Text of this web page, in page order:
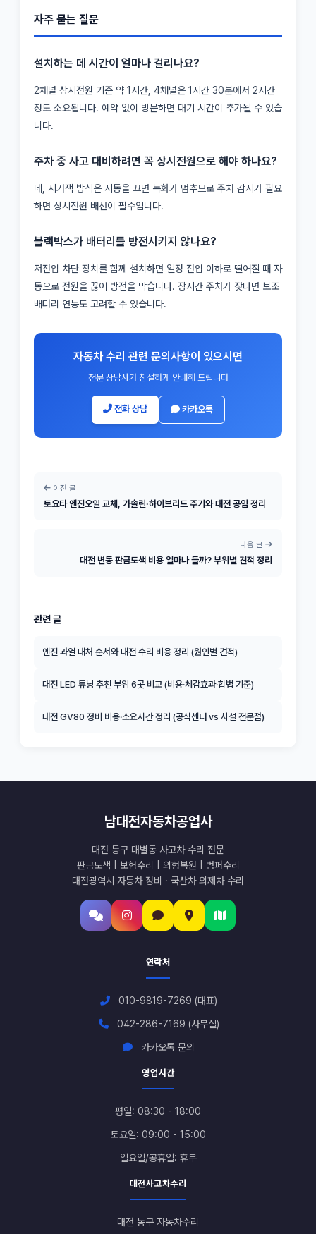
자주 묻는 질문
설치하는 데 시간이 얼마나 걸리나요?
2채널 상시전원 기준 약 1시간, 4채널은 1시간 30분에서 2시간
정도 소요됩니다. 예약 없이 방문하면 대기 시간이 추가될 수 있습
니다.
주차 중 사고 대비하려면 꼭 상시전원으로 해야 하나요?
네, 시거잭 방식은 시동을 끄면 녹화가 멈추므로 주차 감시가 필요
하면 상시전원 배선이 필수입니다.
블랙박스가 배터리를 방전시키지 않나요?
저전압 차단 장치를 함께 설치하면 일정 전압 이하로 떨어질 때 자
동으로 전원을 끊어 방전을 막습니다. 장시간 주차가 잦다면 보조
배터리 연동도 고려할 수 있습니다.
자동차 수리 관련 문의사항이 있으시면
전문 상담사가 친절하게 안내해 드립니다
전화 상담 카카오톡
이전 글
토요타 엔진오일 교체, 가솔린·하이브리드 주기와 대전 공임 정리
다음 글
대전 변동 판금도색 비용 얼마나 들까? 부위별 견적 정리
관련 글
엔진 과열 대처 순서와 대전 수리 비용 정리 (원인별 견적)
대전 LED 튜닝 추천 부위 6곳 비교 (비용·체감효과·합법 기준)
대전 GV80 정비 비용·소요시간 정리 (공식센터 vs 사설 전문점)
남대전자동차공업사
대전 동구 대별동 사고차 수리 전문
판금도색 | 보험수리 | 외형복원 | 범퍼수리
대전광역시 자동차 정비 · 국산차 외제차 수리
연락처
010-9819-7269 (대표)
042-286-7169 (사무실)
카카오톡 문의
영업시간
평일: 08:30 - 18:00
토요일: 09:00 - 15:00
일요일/공휴일: 휴무
대전사고차수리
대전 동구 자동차수리